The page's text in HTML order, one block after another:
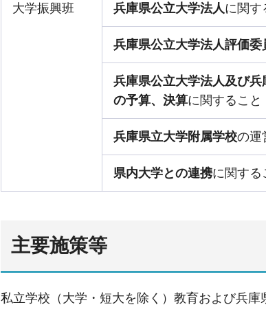
大学振興班 兵庫県公立大学法人に関す
兵庫県公立大学法人評価委
兵庫県公立大学法人及び
の予算、決算に関すること
兵庫県立大学附属学校の運
県内大学との連携に関する
主要施策等
私立学校（大学・短大を除く）教育および兵庫